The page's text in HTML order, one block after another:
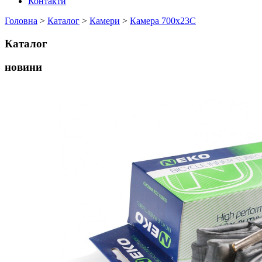
Головна > Каталог > Камери > Камера 700x23C
Каталог
новини